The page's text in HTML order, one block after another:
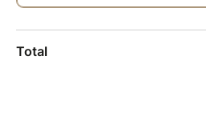
Votre saison s'ouvrira le
notre session d'ouverture : un
partagerons toutes ensemble,